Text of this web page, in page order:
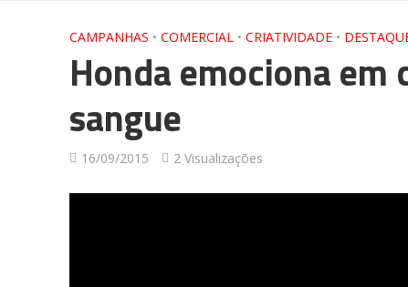
CAMPANHAS • COMERCIAL • CRIATIVIDADE •
Honda emociona em
sangue
16/09/2015 2 Visualizações